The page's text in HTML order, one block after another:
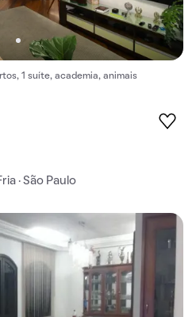
1 suíte, academia, animais
· São Paulo